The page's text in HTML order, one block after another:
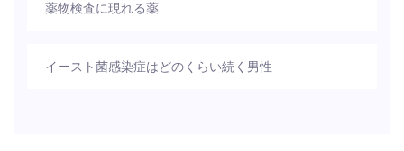
薬物検査に現れる薬
イースト菌感染症はどのくらい続く男性